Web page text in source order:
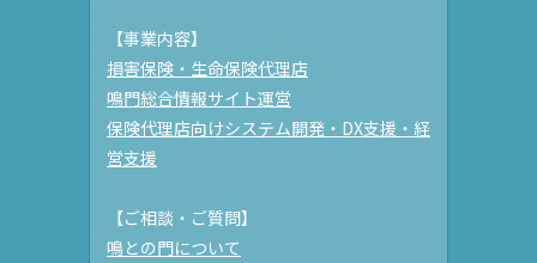
【事業内容】
損害保険・生命保険代理店
鳴門総合情報サイト運営
保険代理店向けシステム開発・DX支援・経
営支援
【ご相談・ご質問】
鳴との門について